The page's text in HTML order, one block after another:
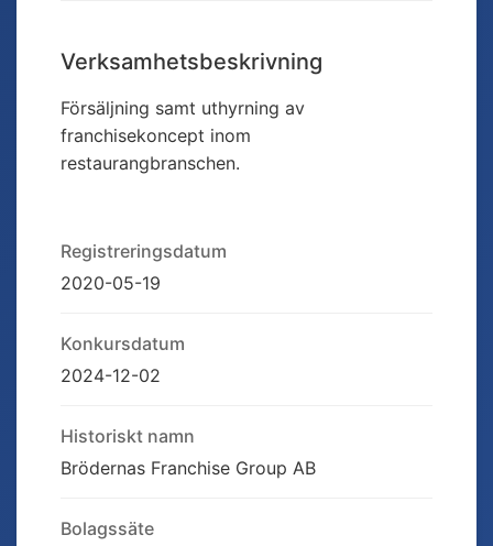
Verksamhetsbeskrivning
Försäljning samt uthyrning av
franchisekoncept inom
restaurangbranschen.
Registreringsdatum
2020-05-19
Konkursdatum
2024-12-02
Historiskt namn
Brödernas Franchise Group AB
Bolagssäte